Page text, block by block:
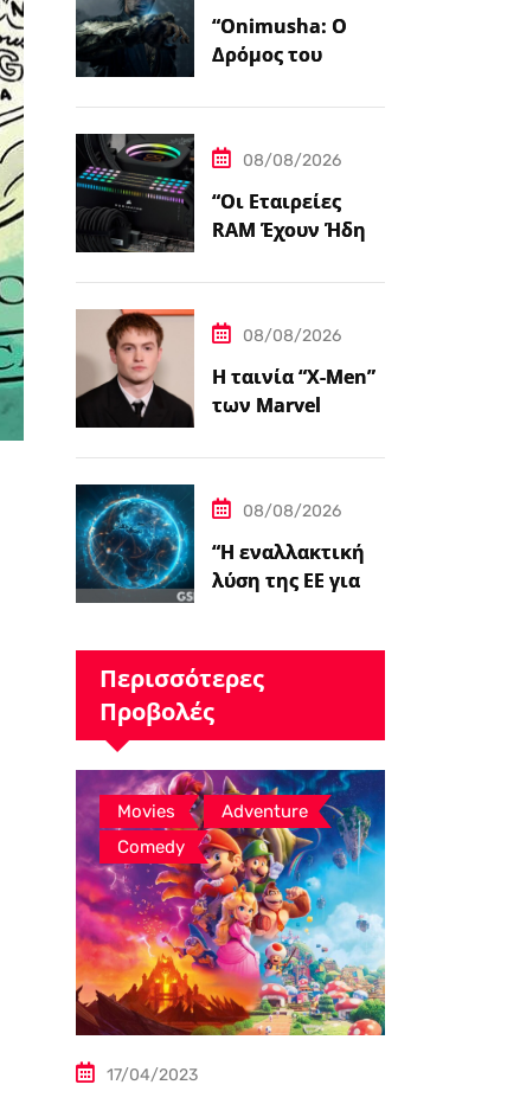
“Onimusha: Ο
Δρόμος του
Τελική
08/08/2026
“Οι Εταιρείες
RAM Έχουν Ήδη
Συνολική
Ικανότητα τους
για το 2027”
08/08/2026
Η ταινία “X-Men”
των Marvel
τον Kit Connor ως
08/08/2026
“Η εναλλακτική
λύση της ΕΕ για
Περισσότερες
Προβολές
Movies , Adventure ,
Comedy
17/04/2023